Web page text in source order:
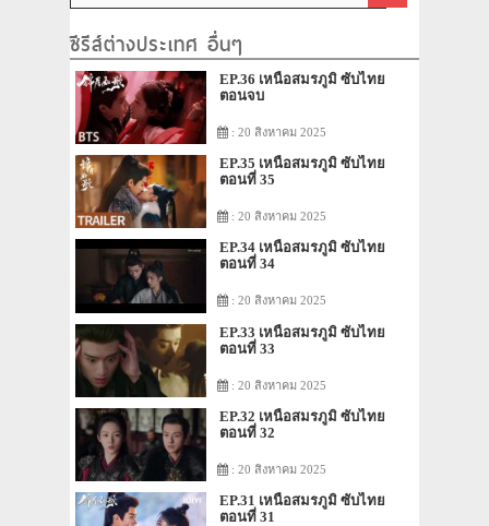
ซีรีส์ต่างประเทศ อื่นๆ
EP.36 เหนือสมรภูมิ ซับไทย
ตอนจบ
: 20 สิงหาคม 2025
EP.35 เหนือสมรภูมิ ซับไทย
ตอนที่ 35
: 20 สิงหาคม 2025
EP.34 เหนือสมรภูมิ ซับไทย
ตอนที่ 34
: 20 สิงหาคม 2025
EP.33 เหนือสมรภูมิ ซับไทย
ตอนที่ 33
: 20 สิงหาคม 2025
EP.32 เหนือสมรภูมิ ซับไทย
ตอนที่ 32
: 20 สิงหาคม 2025
EP.31 เหนือสมรภูมิ ซับไทย
ตอนที่ 31